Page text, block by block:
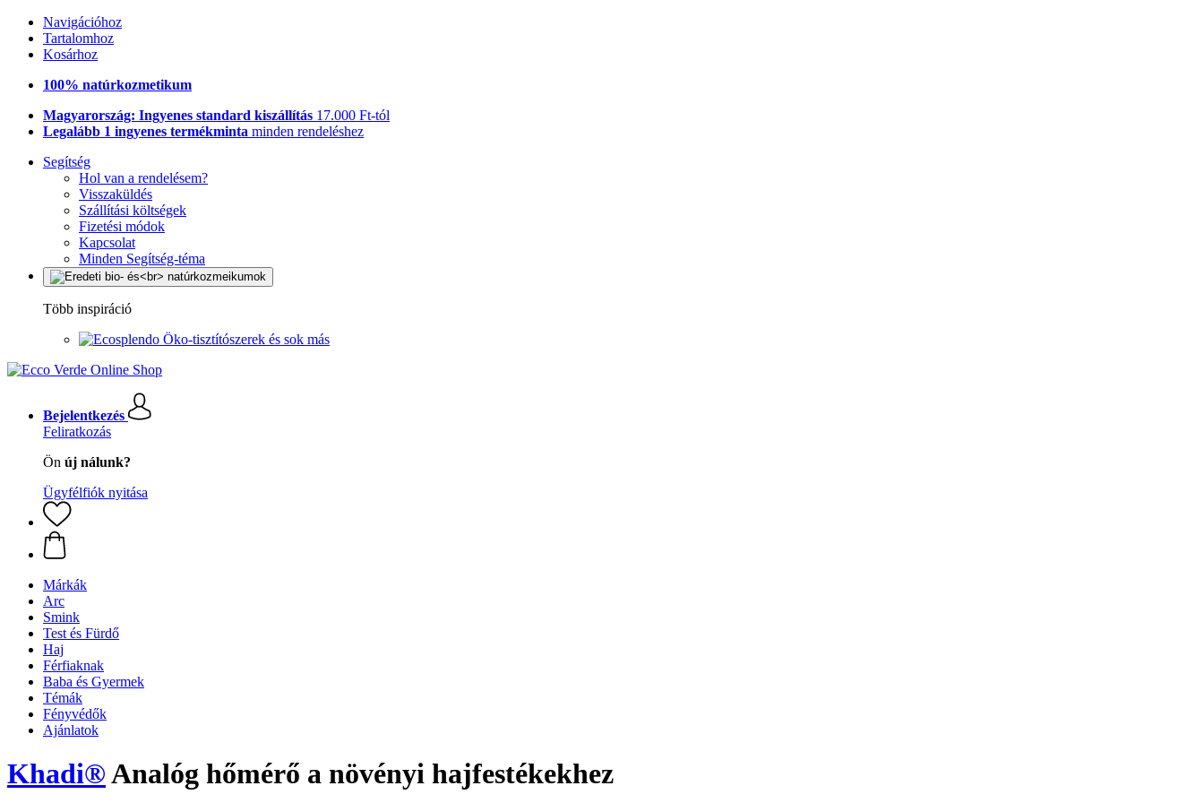
Navigációhoz
Tartalomhoz
Kosárhoz
100% natúrkozmetikum
Magyarország: Ingyenes standard kiszállítás 17.000 Ft-tól
Legalább 1 ingyenes termékminta minden rendeléshez
Segítség
Hol van a rendelésem?
Visszaküldés
Szállítási költségek
Fizetési módok
Kapcsolat
Minden Segítség-téma
Több inspiráció
Öko-tisztítószerek és sok más
Bejelentkezés
Feliratkozás
Ön új nálunk?
Ügyfélfiók nyitása
Márkák
Arc
Smink
Test és Fürdő
Haj
Férfiaknak
Baba és Gyermek
Témák
Fényvédők
Ajánlatok
Khadi®Analóg hőmérő a növényi hajfestékekhez